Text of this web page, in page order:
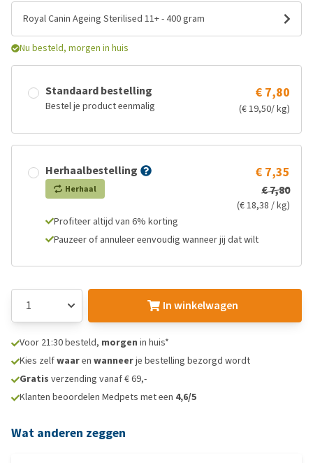
Royal Canin Ageing Sterilised 11+ - 400 gram
Nu besteld, morgen in huis
Standaard bestelling
Bestel je product eenmalig
€ 7,80
(€ 19,50/ kg)
Herhaalbestelling
Herhaal
€ 7,35
€ 7,80
(€ 18,38 / kg)
Profiteer altijd van 6% korting
Pauzeer of annuleer eenvoudig wanneer jij dat wilt
In winkelwagen
Voor 21:30 besteld, morgen in huis*
Kies zelfwaaren wanneerje bestelling bezorgd wordt
Gratis verzending vanaf € 69,-
Klanten beoordelen Medpets met een 4,6/5
Wat anderen zeggen